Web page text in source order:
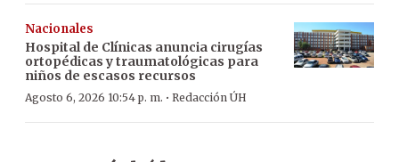
Nacionales
Hospital de Clínicas anuncia cirugías
ortopédicas y traumatológicas para
niños de escasos recursos
Agosto 6, 2026 10:54 p. m. · Redacción ÚH